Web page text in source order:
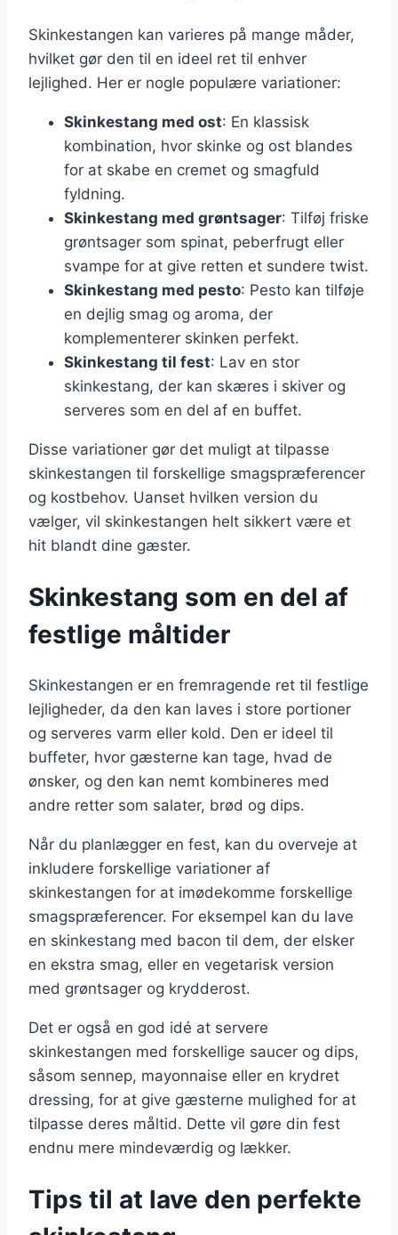
Skinkestangen kan varieres på mange måder,
hvilket gør den til en ideel ret til enhver
lejlighed. Her er nogle populære variationer:
Skinkestang med ost: En klassisk
kombination, hvor skinke og ost blandes
for at skabe en cremet og smagfuld
fyldning.
Skinkestang med grøntsager: Tilføj friske
grøntsager som spinat, peberfrugt eller
svampe for at give retten et sundere twist.
Skinkestang med pesto: Pesto kan tilføje
en dejlig smag og aroma, der
komplementerer skinken perfekt.
Skinkestang til fest: Lav en stor
skinkestang, der kan skæres i skiver og
serveres som en del af en buffet.
Disse variationer gør det muligt at tilpasse
skinkestangen til forskellige smagspræferencer
og kostbehov. Uanset hvilken version du
vælger, vil skinkestangen helt sikkert være et
hit blandt dine gæster.
Skinkestang som en del af
festlige måltider
Skinkestangen er en fremragende ret til festlige
lejligheder, da den kan laves i store portioner
og serveres varm eller kold. Den er ideel til
buffeter, hvor gæsterne kan tage, hvad de
ønsker, og den kan nemt kombineres med
andre retter som salater, brød og dips.
Når du planlægger en fest, kan du overveje at
inkludere forskellige variationer af
skinkestangen for at imødekomme forskellige
smagspræferencer. For eksempel kan du lave
en skinkestang med bacon til dem, der elsker
en ekstra smag, eller en vegetarisk version
med grøntsager og krydderost.
Det er også en god idé at servere
skinkestangen med forskellige saucer og dips,
såsom sennep, mayonnaise eller en krydret
dressing, for at give gæsterne mulighed for at
tilpasse deres måltid. Dette vil gøre din fest
endnu mere mindeværdig og lækker.
Tips til at lave den perfekte